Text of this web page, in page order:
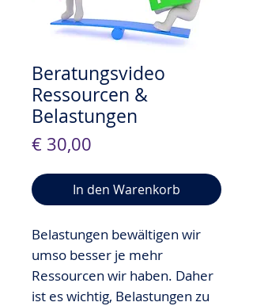
Beratungsvideo
Ressourcen &
Belastungen
€ 30,00
In den Warenkorb
Belastungen bewältigen wir
umso besser je mehr
Ressourcen wir haben. Daher
ist es wichtig, Belastungen zu